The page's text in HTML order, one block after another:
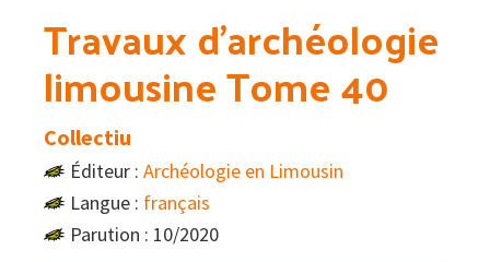
Travaux d’archéologie
limousine Tome 40
Collectiu
Éditeur : Archéologie en Limousin
Langue : français
Parution : 10/2020